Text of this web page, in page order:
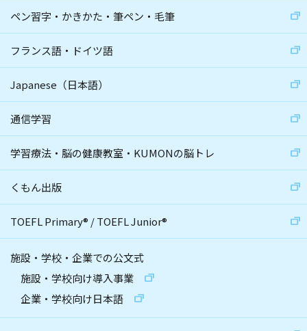
ペン習字・かきかた・筆ペン・毛筆
フランス語・ドイツ語
Japanese（日本語）
通信学習
学習療法・脳の健康教室・KUMONの脳トレ
くもん出版
TOEFL Primary® /TOEFL Junior®
施設・学校・企業での公文式
施設・学校向け導入事業
企業・学校向け日本語